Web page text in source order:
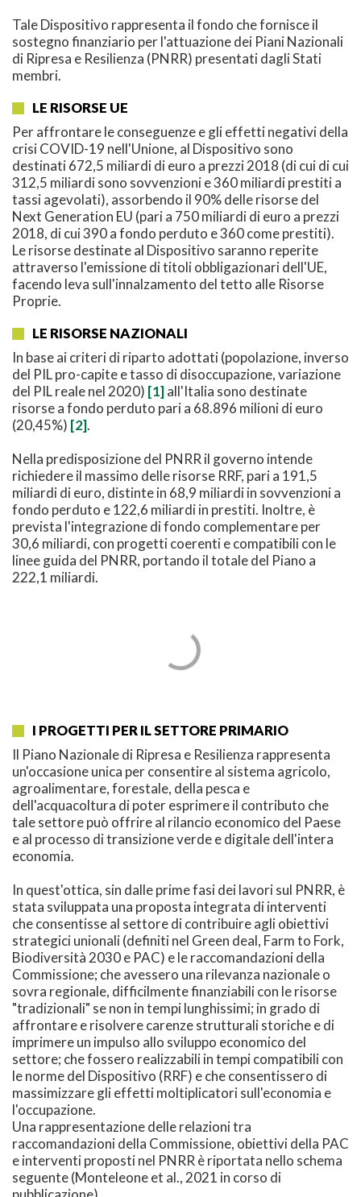
Tale Dispositivo rappresenta il fondo che fornisce il
sostegno finanziario per l'attuazione dei Piani Nazionali
di Ripresa e Resilienza (PNRR) presentati dagli Stati
membri.
LE RISORSE UE
Per affrontare le conseguenze e gli effetti negativi della
crisi COVID-19 nell'Unione, al Dispositivo sono
destinati 672,5 miliardi di euro a prezzi 2018 (di cui di cui
312,5 miliardi sono sovvenzioni e 360 miliardi prestiti a
tassi agevolati), assorbendo il 90% delle risorse del
Next Generation EU (pari a 750 miliardi di euro a prezzi
2018, di cui 390 a fondo perduto e 360 come prestiti).
Le risorse destinate al Dispositivo saranno reperite
attraverso l'emissione di titoli obbligazionari dell'UE,
facendo leva sull'innalzamento del tetto alle Risorse
Proprie.
LE RISORSE NAZIONALI
In base ai criteri di riparto adottati (popolazione, inverso
del PIL pro-capite e tasso di disoccupazione, variazione
del PIL reale nel 2020) [1]all'Italia sono destinate
risorse a fondo perduto pari a 68.896 milioni di euro
(20,45%) [2].
Nella predisposizione del PNRR il governo intende
richiedere il massimo delle risorse RRF, pari a 191,5
miliardi di euro, distinte in 68,9 miliardi in sovvenzioni a
fondo perduto e 122,6 miliardi in prestiti. Inoltre, è
prevista l'integrazione di fondo complementare per
30,6 miliardi, con progetti coerenti e compatibili con le
linee guida del PNRR, portando il totale del Piano a
222,1 miliardi.
I PROGETTI PER IL SETTORE PRIMARIO
Il Piano Nazionale di Ripresa e Resilienza rappresenta
un'occasione unica per consentire al sistema agricolo,
agroalimentare, forestale, della pesca e
dell'acquacoltura di poter esprimere il contributo che
tale settore può offrire al rilancio economico del Paese
e al processo di transizione verde e digitale dell'intera
economia.
In quest'ottica, sin dalle prime fasi dei lavori sul PNRR, è
stata sviluppata una proposta integrata di interventi
che consentisse al settore di contribuire agli obiettivi
strategici unionali (definiti nel Green deal, Farm to Fork,
Biodiversità 2030 e PAC) e le raccomandazioni della
Commissione; che avessero una rilevanza nazionale o
sovra regionale, difficilmente finanziabili con le risorse
"tradizionali" se non in tempi lunghissimi; in grado di
affrontare e risolvere carenze strutturali storiche e di
imprimere un impulso allo sviluppo economico del
settore; che fossero realizzabili in tempi compatibili con
le norme del Dispositivo (RRF) e che consentissero di
massimizzare gli effetti moltiplicatori sull'economia e
l'occupazione.
Una rappresentazione delle relazioni tra
raccomandazioni della Commissione, obiettivi della PAC
e interventi proposti nel PNRR è riportata nello schema
seguente (Monteleone et al., 2021 in corso di